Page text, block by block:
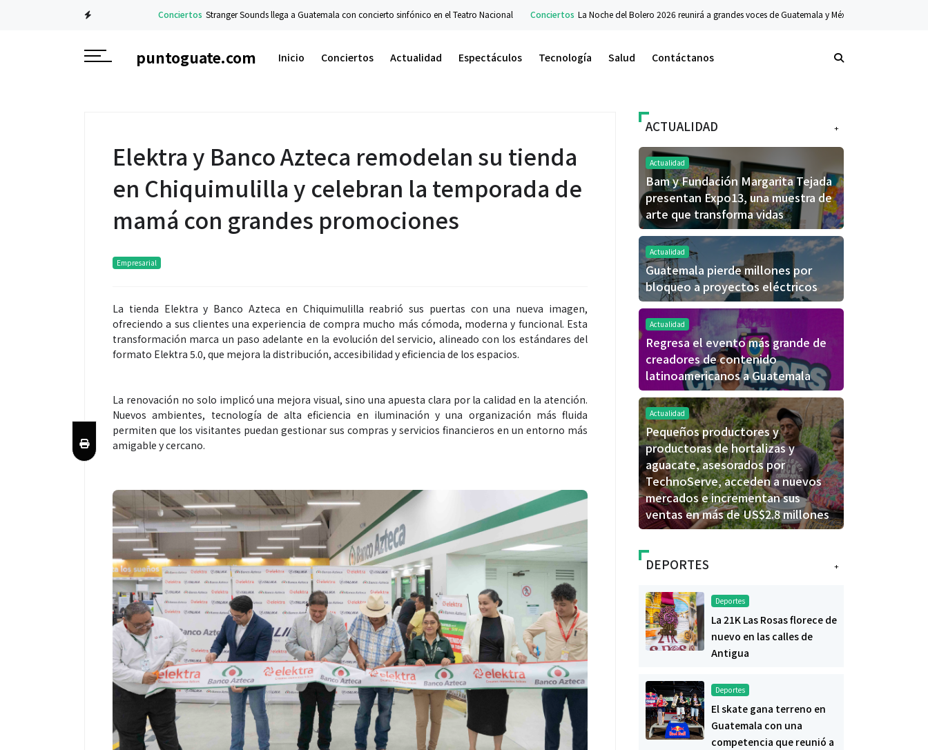
Conciertos Stranger Sounds llega a Guatemala con concierto sinfónico en el Teatro Nacional Conciertos La Noche del Bolero 2026 reunirá a grandes voces de Guatemala y México en el Teatro Nacional
puntoguate.com Inicio Conciertos Actualidad Espectáculos Tecnología Salud Contáctanos
Elektra y Banco Azteca remodelan su tienda
en Chiquimulilla y celebran la temporada de
mamá con grandes promociones
Empresarial
La tienda Elektra y Banco Azteca en Chiquimulilla reabrió sus puertas con una nueva imagen,
ofreciendo a sus clientes una experiencia de compra mucho más cómoda, moderna y funcional. Esta
transformación marca un paso adelante en la evolución del servicio, alineado con los estándares del
formato Elektra 5.0, que mejora la distribución, accesibilidad y eficiencia de los espacios.
La renovación no solo implicó una mejora visual, sino una apuesta clara por la calidad en la atención.
Nuevos ambientes, tecnología de alta eficiencia en iluminación y una organización más fluida
permiten que los visitantes puedan gestionar sus compras y servicios financieros en un entorno más
amigable y cercano.
+
ACTUALIDAD
Actualidad
Bam y Fundación Margarita Tejada
presentan Expo13, una muestra de
arte que transforma vidas
Actualidad
Guatemala pierde millones por
bloqueo a proyectos eléctricos
Actualidad
Regresa el evento más grande de
creadores de contenido
latinoamericanos a Guatemala
Actualidad
Pequeños productores y
productoras de hortalizas y
aguacate, asesorados por
TechnoServe, acceden a nuevos
mercados e incrementan sus
ventas en más de US$2.8 millones
+
DEPORTES
Deportes
La 21K Las Rosas florece de
nuevo en las calles de
Antigua
Deportes
El skate gana terreno en
Guatemala con una
competencia que reunió a